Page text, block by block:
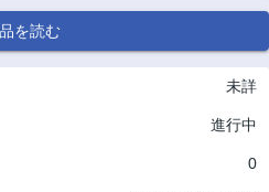
を読む
未詳
進行中
0